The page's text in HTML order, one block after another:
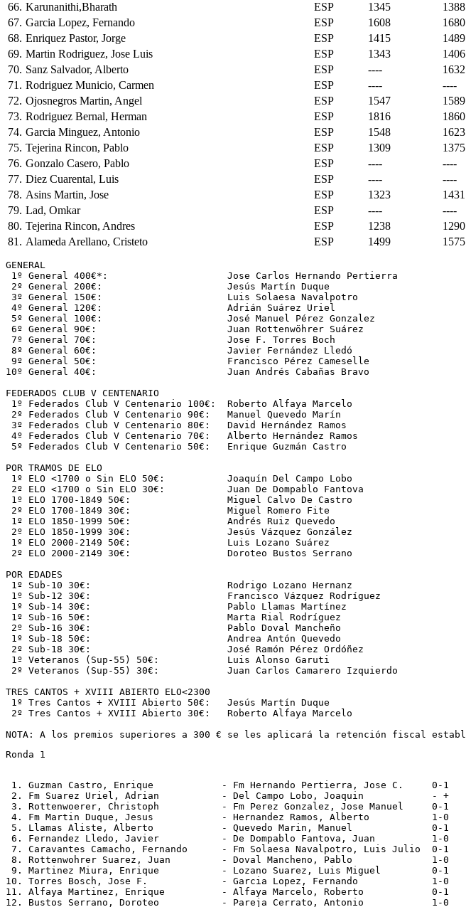
66. Karunanithi,Bharath ESP 1345 1388
67. Garcia Lopez, Fernando ESP 1608 1680
68. Enriquez Pastor, Jorge ESP 1415 1489
69. Martin Rodriguez, Jose Luis ESP 1343 1406
70. Sanz Salvador, Alberto ESP ---- 1632
71. Rodriguez Municio, Carmen ESP ---- ----
72. Ojosnegros Martin, Angel ESP 1547 1589
73. Rodriguez Bernal, Herman ESP 1816 1860
74. Garcia Minguez, Antonio ESP 1548 1623
75. Tejerina Rincon, Pablo ESP 1309 1375
76. Gonzalo Casero, Pablo ESP ---- ----
77. Diez Cuarental, Luis ESP ---- ----
78. Asins Martin, Jose ESP 1323 1431
79. Lad, Omkar ESP ---- ----
80. Tejerina Rincon, Andres ESP 1238 1290
81. Alameda Arellano, Cristeto ESP 1499 1575
GENERAL
1º General 400€*:                     Jose Carlos Hernando Pertierra
2º General 200€:                      Jesús Martín Duque
3º General 150€:                      Luis Solaesa Navalpotro
4º General 120€:                      Adrián Suárez Uriel
5º General 100€:                      José Manuel Pérez Gonzalez
6º General 90€:                       Juan Rottenwöhrer Suárez
7º General 70€:                       Jose F. Torres Boch
8º General 60€:                       Javier Fernández Lledó
9º General 50€:                       Francisco Pérez Cameselle
10º General 40€:                       Juan Andrés Cabañas Bravo
FEDERADOS CLUB V CENTENARIO
1º Federados Club V Centenario 100€:  Roberto Alfaya Marcelo
2º Federados Club V Centenario 90€:   Manuel Quevedo Marín
3º Federados Club V Centenario 80€:   David Hernández Ramos
4º Federados Club V Centenario 70€:   Alberto Hernández Ramos
5º Federados Club V Centenario 50€:   Enrique Guzmán Castro
POR TRAMOS DE ELO
1º ELO <1700 o Sin ELO 50€:           Joaquín Del Campo Lobo
2º ELO <1700 o Sin ELO 30€:           Juan De Dompablo Fantova
1º ELO 1700-1849 50€:                 Miguel Calvo De Castro
2º ELO 1700-1849 30€:                 Miguel Romero Fite
1º ELO 1850-1999 50€:                 Andrés Ruiz Quevedo
2º ELO 1850-1999 30€:                 Jesús Vázquez González
1º ELO 2000-2149 50€:                 Luis Lozano Suárez
2º ELO 2000-2149 30€:                 Doroteo Bustos Serrano
POR EDADES
1º Sub-10 30€:                        Rodrigo Lozano Hernanz
1º Sub-12 30€:                        Francisco Vázquez Rodríguez
1º Sub-14 30€:                        Pablo Llamas Martínez
1º Sub-16 50€:                        Marta Rial Rodríguez
2º Sub-16 30€:                        Pablo Doval Mancheño
1º Sub-18 50€:                        Andrea Antón Quevedo
2º Sub-18 30€:                        José Ramón Pérez Ordóñez
1º Veteranos (Sup-55) 50€:            Luis Alonso Garuti
2º Veteranos (Sup-55) 30€:            Juan Carlos Camarero Izquierdo
TRES CANTOS + XVIII ABIERTO ELO<2300
1º Tres Cantos + XVIII Abierto 50€:   Jesús Martín Duque
2º Tres Cantos + XVIII Abierto 30€:   Roberto Alfaya Marcelo
Ronda 1
1. Guzman Castro, Enrique            - Fm Hernando Pertierra, Jose C.     0-1
2. Fm Suarez Uriel, Adrian           - Del Campo Lobo, Joaquin            - +
3. Rottenwoerer, Christoph           - Fm Perez Gonzalez, Jose Manuel     0-1
4. Fm Martin Duque, Jesus            - Hernandez Ramos, Alberto           1-0
5. Llamas Aliste, Alberto            - Quevedo Marin, Manuel              0-1
6. Fernandez Lledo, Javier           - De Dompablo Fantova, Juan          1-0
7. Caravantes Camacho, Fernando      - Fm Solaesa Navalpotro, Luis Julio  0-1
8. Rottenwohrer Suarez, Juan         - Doval Mancheno, Pablo              1-0
9. Martinez Miura, Enrique           - Lozano Suarez, Luis Miguel         0-1
10. Torres Bosch, Jose F.             - Garcia Lopez, Fernando             1-0
11. Alfaya Martinez, Enrique          - Alfaya Marcelo, Roberto            0-1
12. Bustos Serrano, Doroteo           - Pareja Cerrato, Antonio            1-0